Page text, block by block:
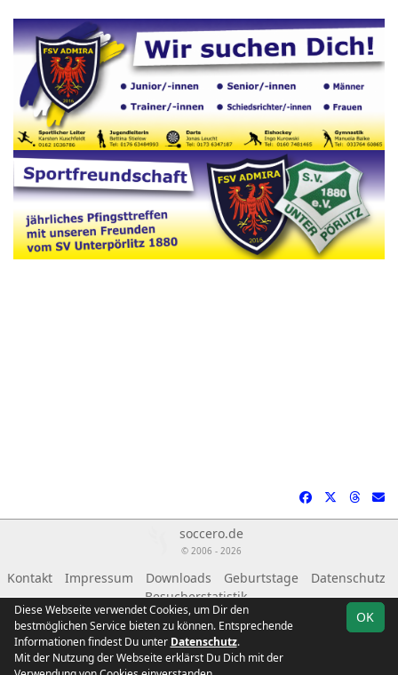
Team
soccero.de
© 2006 - 2026
Kontakt Impressum Downloads Geburtstage
Datenschutz
Besucherstatistik
OK
Diese Webseite verwendet Cookies, um Dir den
bestmöglichen Service bieten zu können. Entsprechende
Informationen findest Du unter Datenschutz.
Mit der Nutzung der Webseite erklärst Du Dich mit der